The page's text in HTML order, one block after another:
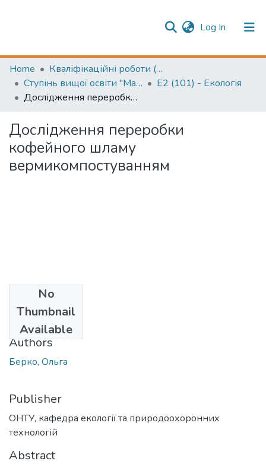
Log In (current)
Communities & Collections
All of Repository
Publication information
Home
Кваліфікаційні роботи (Graduation projects)
Ступінь вищої освіти "Магістр" (Higher education degree "Master")
E2 (101) - Екологія
Дослідження переробки кофейного шламу вермикомпостуванням
Дослідження переробки
кофейного шламу
вермикомпостуванням
No
Thumbnail
Available
2021
Authors
Берко, Ольга
Publisher
ОНТУ, кафедра екології та природоохоронних
технологій
Abstract